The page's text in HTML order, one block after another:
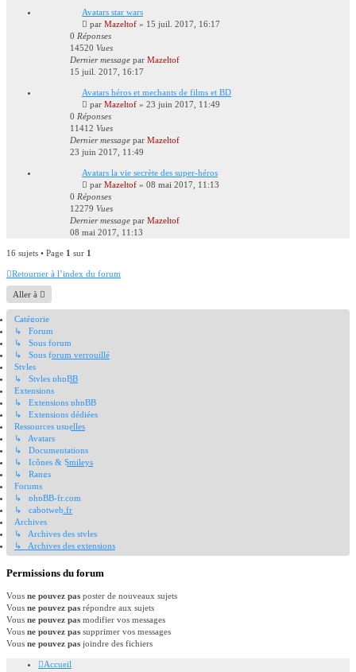
Avatars star wars
par Mazeltof » 15 juil. 2017, 16:17
0 Réponses
14520 Vues
Dernier message par Mazeltof
15 juil. 2017, 16:17
Avatars héros et mechants de films et BD
par Mazeltof » 23 juin 2017, 11:49
0 Réponses
11412 Vues
Dernier message par Mazeltof
23 juin 2017, 11:49
Avatars la vie secrète des super-héros
par Mazeltof » 08 mai 2017, 11:13
0 Réponses
12279 Vues
Dernier message par Mazeltof
08 mai 2017, 11:13
16 sujets • Page 1 sur 1
Retourner à l’index du forum
Aller à
Catégorie
↳ Forum
↳ Sous forum
↳ Sous forum verrouillé
Styles
↳ Styles phpBB
Extensions
↳ Extensions phpBB
↳ Extensions dédiées
Ressources usuelles
↳ Avatars
↳ Documentations
↳ Icônes & Smileys
↳ Rangs
Forums
↳ phpBB-fr.com
↳ cabotweb.fr
Archives
↳ Archives des styles
↳ Archives des extensions
Permissions du forum
Vous ne pouvez pas poster de nouveaux sujets
Vous ne pouvez pas répondre aux sujets
Vous ne pouvez pas modifier vos messages
Vous ne pouvez pas supprimer vos messages
Vous ne pouvez pas joindre des fichiers
Accueil